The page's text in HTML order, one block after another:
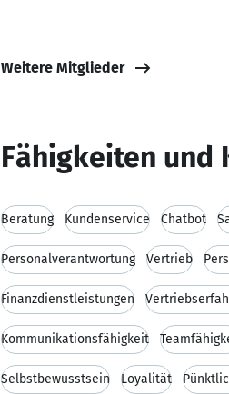
Weitere Mitglieder
Fähigkeiten und
Beratung Kundenservice Chatbot
Personalverantwortung Vertrieb
Finanzdienstleistungen
Kommunikationsfähigkeit
Selbstbewusstsein Loyalität